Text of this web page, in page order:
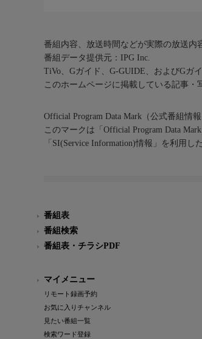
番組内容、放送時間などが実際の放送内
番組データ提供元：IPG Inc.
TiVo、Gガイド、G-GUIDE、およびGガ
このホームページに掲載している記事・
Official Program Data Mark（公式番組情報
このマークは「Official Program Data
「SI(Service Information)情報」を利用
番組表
番組検索
番組表・チラシPDF
マイメニュー
リモート録画予約
お気に入りチャンネル
見たい番組一覧
検索ワード登録